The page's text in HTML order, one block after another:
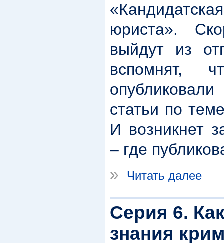
юриста».
выйдут из
вспомнят,
статьи по
И возникнет
– где
»
Читать далее
Серия 6.
знания